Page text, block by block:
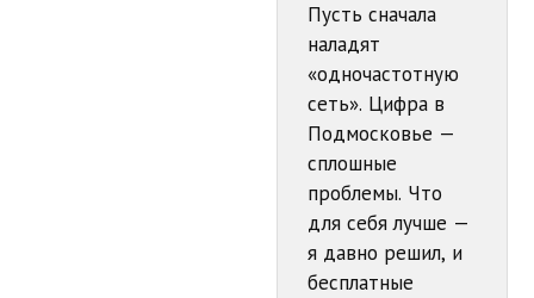
Пусть сначала
наладят
«одночастотную
сеть». Цифра в
Подмосковье —
сплошные
проблемы. Что
для себя лучше —
я давно решил, и
бесплатные